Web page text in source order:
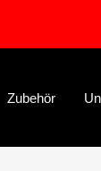
Zubehör